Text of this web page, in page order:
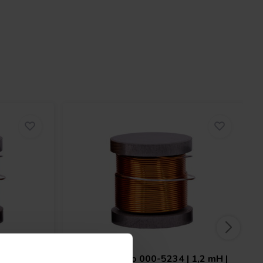
Jantzen Audio 000-5234 | 1,2 mH |